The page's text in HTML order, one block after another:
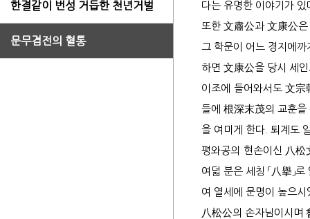
2세
3세
4세
6세
6세
6세
6세
7세
7세
한결같이 번성 거듭한 천년거벌
문무겸전의 혈통
다는 유명한 이야기가 있
또한 文肅公과 文康公은
그 학문이 어느 경지에
하면 文康公을 당시 세인
이조에 들어와서도 文宗
들에 根深末茂의 교훈
을 여미게 한다. 퇴계도
평와공의 현손이신
八松
여덟 분은 세칭 「 八擧 」
여 열세에 문명이 높으
八松公의 손자님이시며